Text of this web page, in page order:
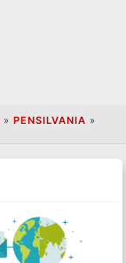
» PENSILVANIA »